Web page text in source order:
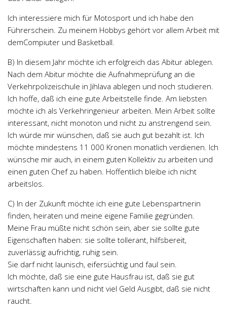
Zdravotnictví
Zeměpis
Ich interessiere mich für Motosport und ich habe den
Führerschein. Zu meinem Hobbys gehört vor allem Arbeit mit
demCompiuter und Basketball.
B) In diesem Jahr möchte ich erfolgreich das Abitur ablegen.
Nach dem Abitur möchte die Aufnahmeprüfung an die
Verkehrpolizeischule in Jihlava ablegen und noch studieren.
Ich hoffe, daß ich eine gute Arbeitstelle finde. Am liebsten
möchte ich als Verkehringenieur arbeiten. Mein Arbeit sollte
interessant, nicht monoton und nicht zu anstrengend sein.
Ich würde mir wünschen, daß sie auch gut bezahlt ist. Ich
möchte mindestens 11 000 Kronen monatlich verdienen. Ich
wünsche mir auch, in einem guten Kollektiv zu arbeiten und
einen guten Chef zu haben. Hoffentlich bleibe ich nicht
arbeitslos.
C) In der Zukunft möchte ich eine gute Lebenspartnerin
finden, heiraten und meine eigene Familie gegründen.
Meine Frau müßte nicht schön sein, aber sie sollte gute
Eigenschaften haben: sie sollte tollerant, hilfsbereit,
zuverlässig aufrichtig, ruhig sein.
Sie darf nicht launisch, eifersüchtig und faul sein.
Ich möchte, daß sie eine gute Hausfrau ist, daß sie gut
wirtschaften kann und nicht viel Geld Ausgibt, daß sie nicht
raucht.